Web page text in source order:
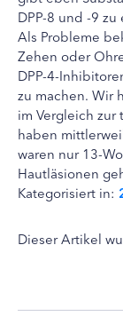
DPP-8 und -9
Als Probleme
Zehen oder
DPP-4-
zu machen. Wir
im Vergleich
haben
waren nur 13-
Hautläsionen
Kategorisiert in:
Dieser Artikel